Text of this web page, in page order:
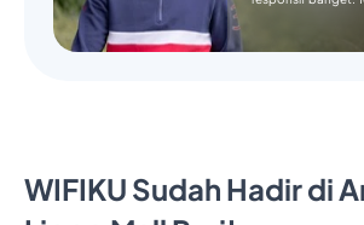
WIFIKU Sudah Hadir di